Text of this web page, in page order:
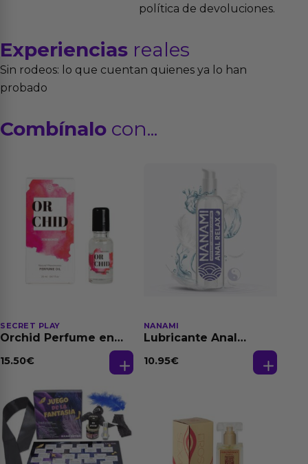
política de devoluciones.
Experiencias reales
Sin rodeos: lo que cuentan quienes ya lo han
probado
Combínalo con...
SECRET PLAY
Orchid Perfume en
Feromonas 20 ml
15.50€
NANAMI
Lubricante Anal
Dilatación Base Agua
10.95€